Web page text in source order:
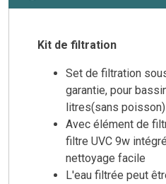
Kit de filtration
Set de filtration
garantie, pour
litres(sans poisson)
Avec élément de
filtre UVC 9w
nettoyage facile
L'eau filtrée peut